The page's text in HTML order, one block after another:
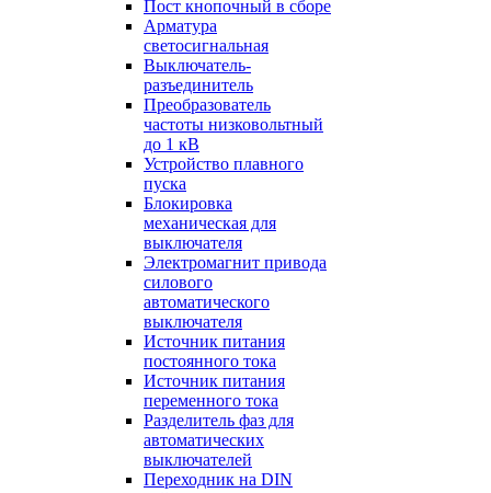
Пост кнопочный в сборе
Арматура
светосигнальная
Выключатель-
разъединитель
Преобразователь
частоты низковольтный
до 1 кВ
Устройство плавного
пуска
Блокировка
механическая для
выключателя
Электромагнит привода
силового
автоматического
выключателя
Источник питания
постоянного тока
Источник питания
переменного тока
Разделитель фаз для
автоматических
выключателей
Переходник на DIN